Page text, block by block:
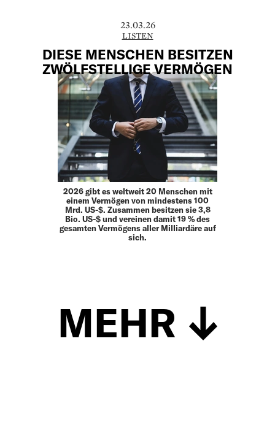
23.03.26
LISTEN
DIESE MENSCHEN BESITZEN
ZWÖLFSTELLIGE VERMÖGEN
2026 gibt es weltweit 20 Menschen mit
einem Vermögen von mindestens 100
Mrd. US-$. Zusammen besitzen sie 3,8
Bio. US-$ und vereinen damit 19 % des
gesamten Vermögens aller Milliardäre auf
sich.
MEHR